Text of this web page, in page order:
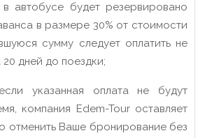
автобусе будет резервировано
в размере 30% от стоимости
сумму следует оплатить не
20 дней до поездки;
указанная оплатане будут
, компания Edem-Tour оставляет
отменить Ваше бронирование без